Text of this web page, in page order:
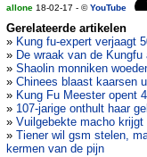
allone 18-02-17 - ©YouTube
Gerelateerde artikelen
» Kung fu-expert verjaagt
» De wraak van de Kungfu
» Shaolin monniken
» Chinees blaast kaarsen
» Kung Fu Meester opent
» 107-jarige onthult haar
» Vuilgebekte macho
» Tiener wil gsm stelen,
kermen van de pijn